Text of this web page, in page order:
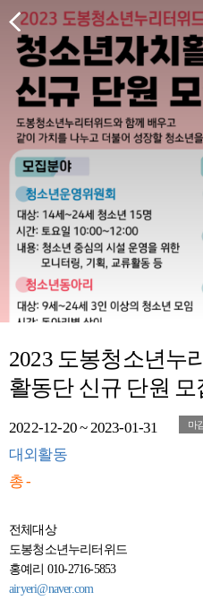
2023 도봉청소년누
활동단 신규 단원 모
2022-12-20 ~ 2023-01-31 마
대외활동
총 -
전체대상
도봉청소년누리터위드
홍예리 010-2716-5853
airyeri@naver.com